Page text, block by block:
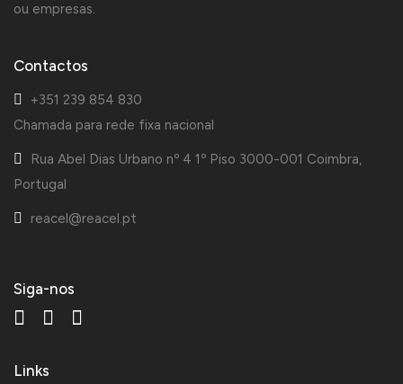
ou empresas.
Contactos
+351 239 854 830
Chamada para rede fixa nacional
Rua Abel Dias Urbano nº 4 1º Piso 3000-001 Coimbra,
Portugal
reacel@reacel.pt
Siga-nos
Links